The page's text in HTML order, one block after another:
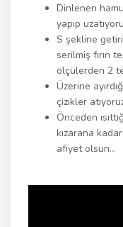
Dinlenen
yapıp
S şekline
serilmiş fırın
ölçülerden 2
Üzerine
çizikler
Önceden
kızarana
afiyet olsun…